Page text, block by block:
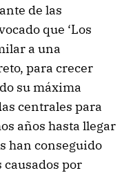
de las
que ‘Los
a una
para crecer
su máxima
centrales para
años hasta llegar
han conseguido
por